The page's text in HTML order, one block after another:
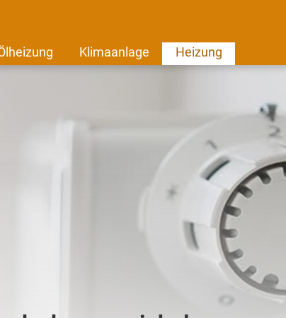
Klimaanlage Heizung